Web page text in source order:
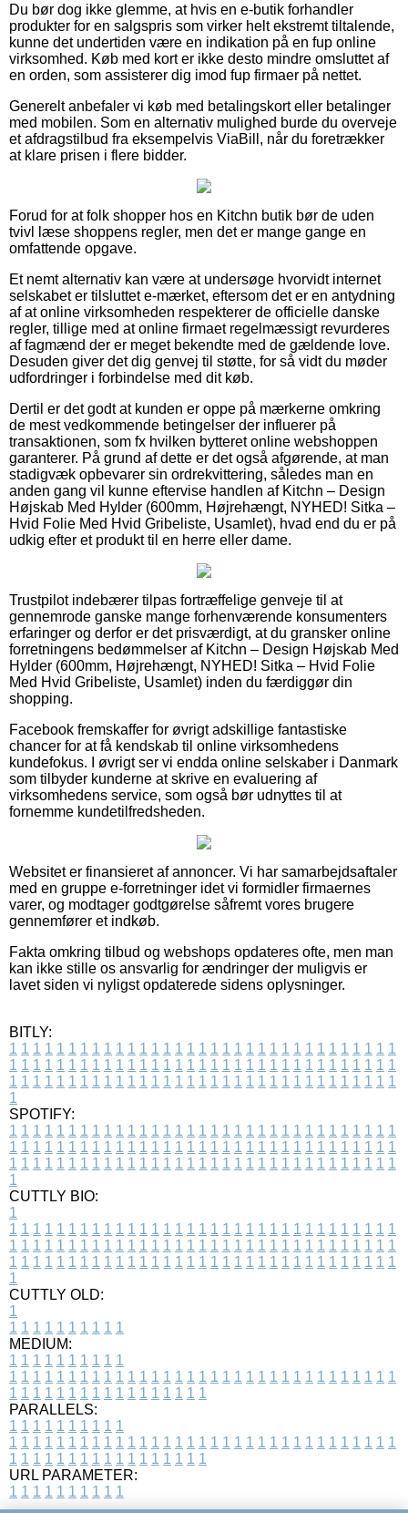
Du bør dog ikke glemme, at hvis en e-butik forhandler
produkter for en salgspris som virker helt ekstremt tiltalende,
kunne det undertiden være en indikation på en fup online
virksomhed. Køb med kort er ikke desto mindre omsluttet af
en orden, som assisterer dig imod fup firmaer på nettet.
Generelt anbefaler vi køb med betalingskort eller betalinger
med mobilen. Som en alternativ mulighed burde du overveje
et afdragstilbud fra eksempelvis ViaBill, når du foretrækker
at klare prisen i flere bidder.
Forud for at folk shopper hos en Kitchn butik bør de uden
tvivl læse shoppens regler, men det er mange gange en
omfattende opgave.
Et nemt alternativ kan være at undersøge hvorvidt internet
selskabet er tilsluttet e-mærket, eftersom det er en antydning
af at online virksomheden respekterer de officielle danske
regler, tillige med at online firmaet regelmæssigt revurderes
af fagmænd der er meget bekendte med de gældende love.
Desuden giver det dig genvej til støtte, for så vidt du møder
udfordringer i forbindelse med dit køb.
Dertil er det godt at kunden er oppe på mærkerne omkring
de mest vedkommende betingelser der influerer på
transaktionen, som fx hvilken bytteret online webshoppen
garanterer. På grund af dette er det også afgørende, at man
stadigvæk opbevarer sin ordrekvittering, således man en
anden gang vil kunne eftervise handlen af Kitchn – Design
Højskab Med Hylder (600mm, Højrehængt, NYHED! Sitka –
Hvid Folie Med Hvid Gribeliste, Usamlet), hvad end du er på
udkig efter et produkt til en herre eller dame.
Trustpilot indebærer tilpas fortræffelige genveje til at
gennemrode ganske mange forhenværende konsumenters
erfaringer og derfor er det prisværdigt, at du gransker online
forretningens bedømmelser af Kitchn – Design Højskab Med
Hylder (600mm, Højrehængt, NYHED! Sitka – Hvid Folie
Med Hvid Gribeliste, Usamlet) inden du færdiggør din
shopping.
Facebook fremskaffer for øvrigt adskillige fantastiske
chancer for at få kendskab til online virksomhedens
kundefokus. I øvrigt ser vi endda online selskaber i Danmark
som tilbyder kunderne at skrive en evaluering af
virksomhedens service, som også bør udnyttes til at
fornemme kundetilfredsheden.
Websitet er finansieret af annoncer. Vi har samarbejdsaftaler
med en gruppe e-forretninger idet vi formidler firmaernes
varer, og modtager godtgørelse såfremt vores brugere
gennemfører et indkøb.
Fakta omkring tilbud og webshops opdateres ofte, men man
kan ikke stille os ansvarlig for ændringer der muligvis er
lavet siden vi nyligst opdaterede sidens oplysninger.
BITLY:
1 1 1 1 1 1 1 1 1 1 1 1 1 1 1 1 1 1 1 1 1 1 1 1 1 1 1 1 1 1 1 1 1
1 1 1 1 1 1 1 1 1 1 1 1 1 1 1 1 1 1 1 1 1 1 1 1 1 1 1 1 1 1 1 1 1
1 1 1 1 1 1 1 1 1 1 1 1 1 1 1 1 1 1 1 1 1 1 1 1 1 1 1 1 1 1 1 1 1
1
SPOTIFY:
1 1 1 1 1 1 1 1 1 1 1 1 1 1 1 1 1 1 1 1 1 1 1 1 1 1 1 1 1 1 1 1 1
1 1 1 1 1 1 1 1 1 1 1 1 1 1 1 1 1 1 1 1 1 1 1 1 1 1 1 1 1 1 1 1 1
1 1 1 1 1 1 1 1 1 1 1 1 1 1 1 1 1 1 1 1 1 1 1 1 1 1 1 1 1 1 1 1 1
1
CUTTLY BIO:
1
1 1 1 1 1 1 1 1 1 1 1 1 1 1 1 1 1 1 1 1 1 1 1 1 1 1 1 1 1 1 1 1 1
1 1 1 1 1 1 1 1 1 1 1 1 1 1 1 1 1 1 1 1 1 1 1 1 1 1 1 1 1 1 1 1 1
1 1 1 1 1 1 1 1 1 1 1 1 1 1 1 1 1 1 1 1 1 1 1 1 1 1 1 1 1 1 1 1 1
1
CUTTLY OLD:
1
1 1 1 1 1 1 1 1 1 1
MEDIUM:
1 1 1 1 1 1 1 1 1 1
1 1 1 1 1 1 1 1 1 1 1 1 1 1 1 1 1 1 1 1 1 1 1 1 1 1 1 1 1 1 1 1 1
1 1 1 1 1 1 1 1 1 1 1 1 1 1 1 1 1
PARALLELS:
1 1 1 1 1 1 1 1 1 1
1 1 1 1 1 1 1 1 1 1 1 1 1 1 1 1 1 1 1 1 1 1 1 1 1 1 1 1 1 1 1 1 1
1 1 1 1 1 1 1 1 1 1 1 1 1 1 1 1 1
URL PARAMETER:
1 1 1 1 1 1 1 1 1 1